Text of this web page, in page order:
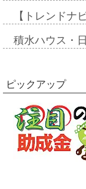
【トレンド
積水ハウス・
ピックアップ